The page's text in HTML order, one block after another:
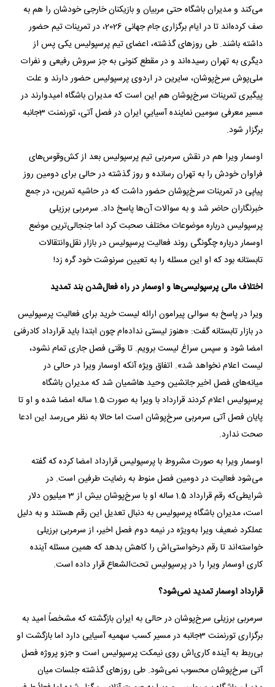
می‌کند و مدیران باشگاه حتی مربیان و بازیکنان خارجی خودشان را هم به
صف کرده‌اند تا در ایام برگزاری جام جهانی 2026، در تمرینات تیم حضور
داشته باشند. طی روزهای گذشته، اعضای تیم پرسپولیس یکی پس از
دیگری به تهران رسیده‌اند و در مقطع کنونی به جز سروش رفیعی و نفرات
ملی‌پوش سرخ‌پوشان، سایرین در اردوی پرسپولیس حضور دارند و علت
پیگیری تمرینات سرخ‌پوشان هم این است که مدیران باشگاه امیدوارند در
مسیر معرفی سومین نماینده آسیاییِ ایران در فصل آتی، تورنمنت 3جانبه
برگزار شود.
اوسمار ویرا هم در نقش سرمربی تیم پرسپولیس بعد از کش‌وقوس‌های
فراوان خودش را به تهران رسانده و روز گذشته در حالی برای دومین روز
پیاپی در تمرینات سرخ‌پوشان حضور داشت که در حاشیه تمرین، در جمع
خبرنگاران حاضر شد و به سوالات آن‌ها پاسخ داد. سرمربی برزیلی
پرسپولیس درباره موضوعات مختلف صحبت کرد اما جنجالی‌ترین موضع
اوسمار درباره چگونگی روند فعالیت پرسپولیس در بازار نقل‌وانتقالات
تابستانه بود که او این مسئله را به تعیین سرنوشت خود گره زد!
اختلاف مالی پرسپولیسی‌ها و اوسمار در راه فعال‌شدن بند تمدید
ویرا در پاسخ به سوالی پیرامون ارائه لیست خرید برای فعالیت پرسپولیس
در بازار تابستانه گفت: «هنوز لیستی نداده‌ام چون ابتدا باید قرارداد کادرفنی
امضا شود و سپس سراغ لیست برویم. تا وقتی فصل جاری تمام نشود،
لیست اعلام نخواهد شد». اتفاق ویژه آنکه اوسمار ویرا در حالی در
میانه‌های فصل اخیر جانشین وحید هاشمیان شد که مدیران باشگاه
پرسپولیس اعلام کردند قرارداد با ویرا به صورت 1.5 ساله امضا شده و او تا
پایان فصل آتی سرمربی سرخ‌پوشان است اما حالا به نظر می‌رسد این ادعا
صحت ندارد.
اوسمار ویرا به صورت مشروط با پرسپولیس قرارداد امضا کرده که گفته
می‌شود فعالیت در دومین فصل منوط به رضایت طرفین است. در
شرایطی‌که رقم قرارداد 1.5 ساله او با سرخ‌پوشان بیش از 3 میلیون دلار
است، مدیران باشگاه پرسپولیس به دنبال تعدیل این رقم هستند و به دلیل
عملکرد ضعیف ویرا به‌ویژه در نیمه دوم فصل اخیر، از سرمربی برزیلی
خواسته‌اند تا رقم درخواستی‌اش را کاهش بدهد که همین مسئله آینده
کاری اوسمار ویرا را در پرسپولیس تحت‌الشعاع قرار داده است.
قرارداد اوسمار تمدید نمی‌شود؟
سرمربی برزیلی سرخ‌پوشان در حالی به ایران بازگشته که مشخصاً امید به
برگزاری تورنمنت 3جانبه در مسیر کسب سهمیه آسیایی دارد اما بازگشت او
بی‌ربط به آینده کاری‌اش روی نیمکت پرسپولیس است و جزو پروژه فصل
آتی سرخ‌پوشان محسوب نمی‌شود. طی روزهای گذشته جلسات میان